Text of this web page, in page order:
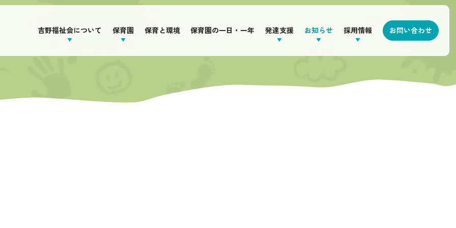
吉野福祉会について 保育園 保育と環境 保育園の一日・一年 発達支援 お知らせ 採用情報 お問い合わせ